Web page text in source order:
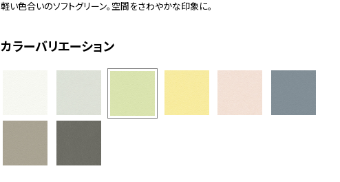
軽い色合いのソフトグリーン。空間をさわやかな印象に。
カラーバリエーション